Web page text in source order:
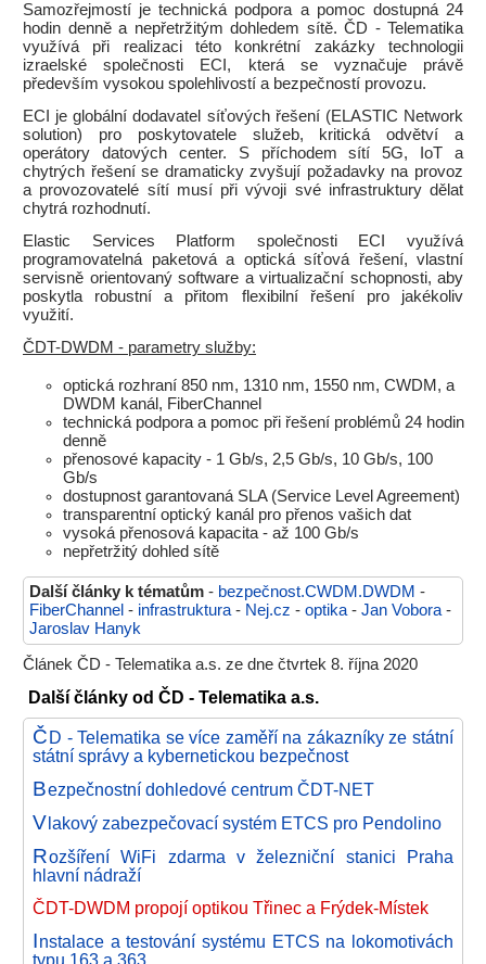
Samozřejmostí je technická podpora a pomoc dostupná 24
hodin denně a nepřetržitým dohledem sítě. ČD - Telematika
využívá při realizaci této konkrétní zakázky technologii
izraelské společnosti ECI, která se vyznačuje právě
především vysokou spolehlivostí a bezpečností provozu.
ECI je globální dodavatel síťových řešení (ELASTIC Network
solution) pro poskytovatele služeb, kritická odvětví a
operátory datových center. S příchodem sítí 5G, IoT a
chytrých řešení se dramaticky zvyšují požadavky na provoz
a provozovatelé sítí musí při vývoji své infrastruktury dělat
chytrá rozhodnutí.
Elastic Services Platform společnosti ECI využívá
programovatelná paketová a optická síťová řešení, vlastní
servisně orientovaný software a virtualizační schopnosti, aby
poskytla robustní a přitom flexibilní řešení pro jakékoliv
využití.
ČDT-DWDM - parametry služby:
optická rozhraní 850 nm, 1310 nm, 1550 nm, CWDM, a
DWDM kanál, FiberChannel
technická podpora a pomoc při řešení problémů 24 hodin
denně
přenosové kapacity - 1 Gb/s, 2,5 Gb/s, 10 Gb/s, 100
Gb/s
dostupnost garantovaná SLA (Service Level Agreement)
transparentní optický kanál pro přenos vašich dat
vysoká přenosová kapacita - až 100 Gb/s
nepřetržitý dohled sítě
Další články k tématům - bezpečnost.CWDM.DWDM -
FiberChannel - infrastruktura- Nej.cz - optika- Jan Vobora-
Jaroslav Hanyk
Článek ČD - Telematika a.s. ze dne čtvrtek 8. října 2020
Další články od ČD - Telematika a.s.
Č D - Telematika se více zaměří na zákazníky ze státní
státní správy a kybernetickou bezpečnost
Bezpečnostní dohledové centrum ČDT-NET
V lakový zabezpečovací systém ETCS pro Pendolino
Rozšíření WiFi zdarma v železniční stanici Praha
hlavní nádraží
ČDT-DWDM propojí optikou Třinec a Frýdek-Místek
Instalace a testování systému ETCS na lokomotivách